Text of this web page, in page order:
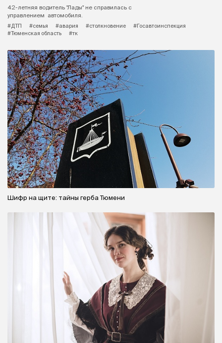
42-летняя водитель "Лады" не справилась с
управлением автомобиля.
#ДТП
#семья #авария #столкновение
#Госавтоинспекция
#Тюменская область
#тк
Шифр на щите: тайны герба Тюмени